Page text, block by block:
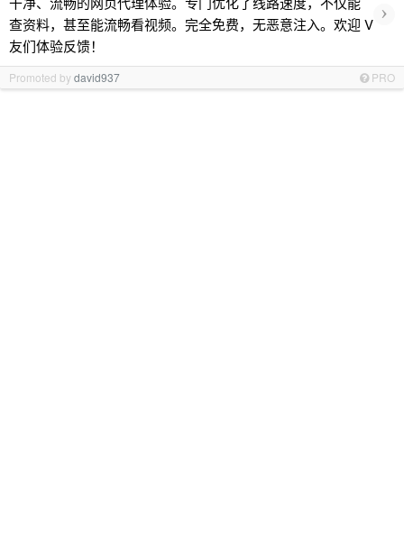
查资料，甚至能流畅看视频。完全免费，无恶意注入。欢迎 V
友们体验反馈！
›
Promoted bydavid937 PRO